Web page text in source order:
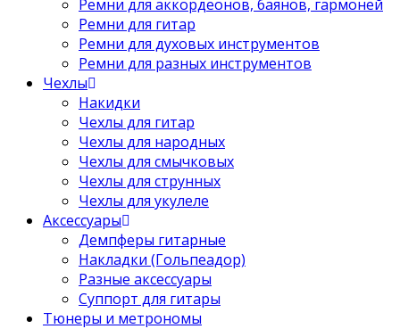
Ремни для аккордеонов, баянов, гармоней
Ремни для гитар
Ремни для духовых инструментов
Ремни для разных инструментов
Чехлы
Накидки
Чехлы для гитар
Чехлы для народных
Чехлы для смычковых
Чехлы для струнных
Чехлы для укулеле
Аксессуары
Демпферы гитарные
Накладки (Гольпеадор)
Разные аксессуары
Суппорт для гитары
Тюнеры и метрономы